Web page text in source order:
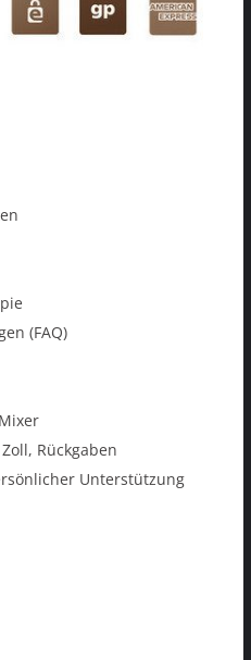
(FAQ)
Rückgaben
Unterstützung